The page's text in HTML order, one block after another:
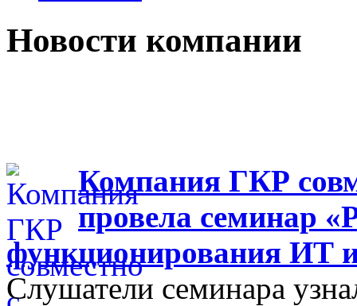
Новости компании
Компания ГКР
провела семинар
функционирования ИТ
Слушатели семинара